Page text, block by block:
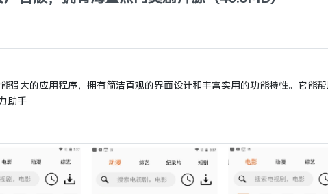
强大的应用程序，拥有简洁直观的界面设计和丰富实用的功能特性。它能帮
助手